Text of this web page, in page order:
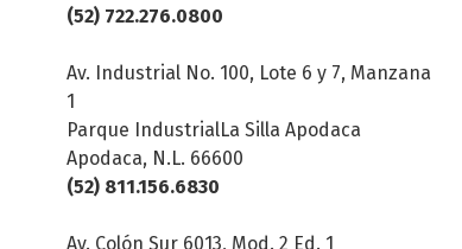
(52) 722.276.0800
Av. Industrial No. 100, Lote 6 y 7, Manzana
1
Parque IndustrialLa Silla Apodaca
Apodaca, N.L. 66600
(52) 811.156.6830
Av. Colón Sur 6013, Mod. 2 Ed. 1